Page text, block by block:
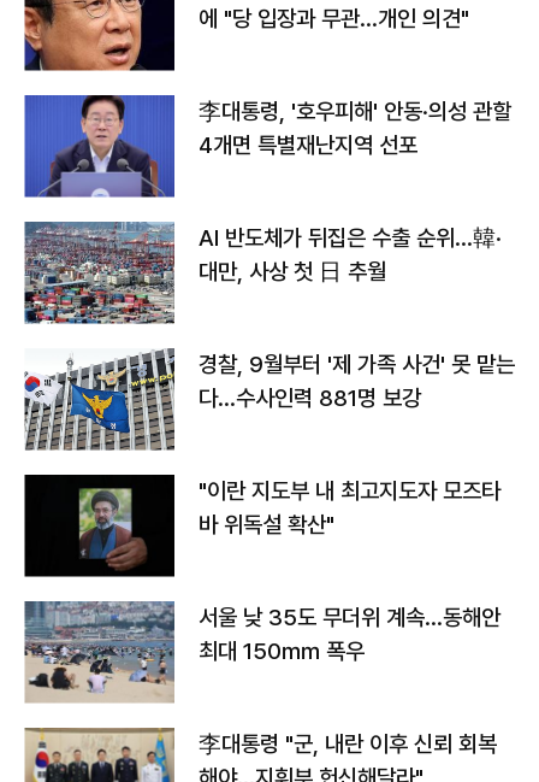
에 "당 입장과 무관…개인 의견"
李대통령, '호우피해' 안동·의성 관할
4개면 특별재난지역 선포
AI 반도체가 뒤집은 수출 순위…韓·
대만, 사상 첫 日 추월
경찰, 9월부터 '제 가족 사건' 못 맡는
다…수사인력 881명 보강
"이란 지도부 내 최고지도자 모즈타
바 위독설 확산"
서울 낮 35도 무더위 계속…동해안
최대 150㎜ 폭우
李대통령 "군, 내란 이후 신뢰 회복